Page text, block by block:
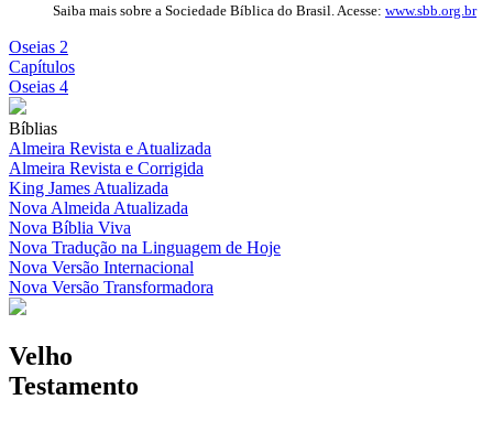
Saiba mais sobre a Sociedade Bíblica do Brasil. Acesse: www.sbb.org.br
Oseias 2
Capítulos
Oseias 4
Bíblias
Almeira Revista e Atualizada
Almeira Revista e Corrigida
King James Atualizada
Nova Almeida Atualizada
Nova Bíblia Viva
Nova Tradução na Linguagem de Hoje
Nova Versão Internacional
Nova Versão Transformadora
Velho
Testamento